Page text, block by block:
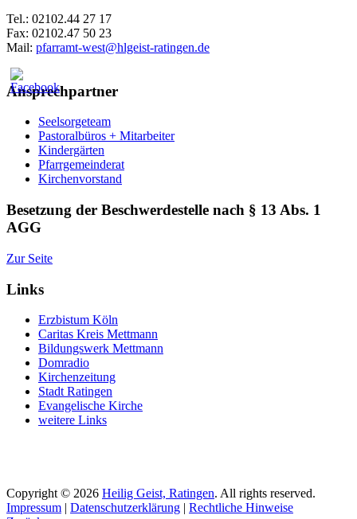
Tel.: 02102.44 27 17
Fax: 02102.47 50 23
Mail: pfarramt-west@hlgeist-ratingen.de
Ansprechpartner
Seelsorgeteam
Pastoralbüros + Mitarbeiter
Kindergärten
Pfarrgemeinderat
Kirchenvorstand
Besetzung der Beschwerdestelle nach § 13 Abs. 1
AGG
Zur Seite
Links
Erzbistum Köln
Caritas Kreis Mettmann
Bildungswerk Mettmann
Domradio
Kirchenzeitung
Stadt Ratingen
Evangelische Kirche
weitere Links
Copyright © 2026 Heilig Geist, Ratingen. All rights reserved.
Impressum | Datenschutzerklärung | Rechtliche Hinweise